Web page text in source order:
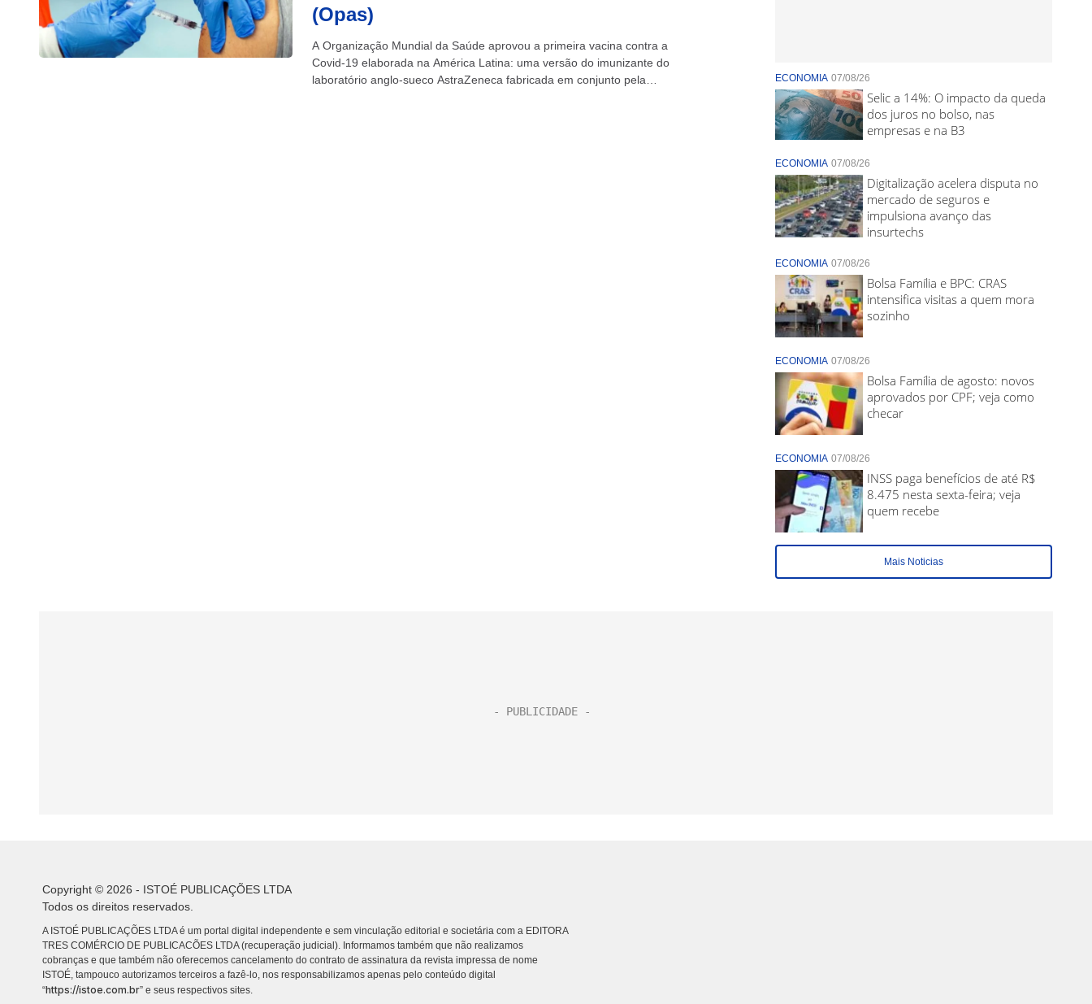
(Opas)
A Organização Mundial da Saúde aprovou a primeira vacina contra a
Covid-19 elaborada na América Latina: uma versão do imunizante do
laboratório anglo-sueco AstraZeneca fabricada em conjunto pela
ECONOMIA 07/08/26
Selic a 14%: O impacto da queda
dos juros no bolso, nas
empresas e na B3
ECONOMIA 07/08/26
Digitalização acelera disputa no
mercado de seguros e
impulsiona avanço das
insurtechs
ECONOMIA 07/08/26
Bolsa Família e BPC: CRAS
intensifica visitas a quem mora
sozinho
ECONOMIA 07/08/26
Bolsa Família de agosto: novos
aprovados por CPF; veja como
checar
ECONOMIA 07/08/26
INSS paga benefícios de até R$
8.475 nesta sexta-feira; veja
quem recebe
Mais Noticias
Copyright © 2026 - ISTOÉ PUBLICAÇÕES LTDA
Todos os direitos reservados.
A ISTOÉ PUBLICAÇÕES LTDA é um portal digital independente e sem vinculação editorial e societária com a EDITORA
TRES COMÉRCIO DE PUBLICACÕES LTDA (recuperação judicial). Informamos também que não realizamos
cobranças e que também não oferecemos cancelamento do contrato de assinatura da revista impressa de nome
ISTOÉ, tampouco autorizamos terceiros a fazê-lo, nos responsabilizamos apenas pelo conteúdo digital
“https://istoe.com.br” e seus respectivos sites.